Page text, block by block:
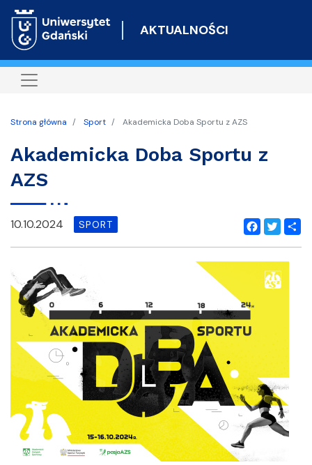
do
AKTUALNOŚCI
Strona główna Sport Akademicka Doba Sportu z AZS
Akademicka Doba Sportu z
AZS
Facebook
Twitter
10.10.2024 SPORT